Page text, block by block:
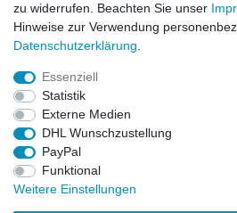
Widerrufs­recht
zu widerrufen. Beachten Sie unser
Hinweise zur Verwendung
Daten­schutz­erklärung
Essenziell
Statistik
Externe Medien
DHL Wunschzustellung
PayPal
Funktional
Weitere Einstellungen